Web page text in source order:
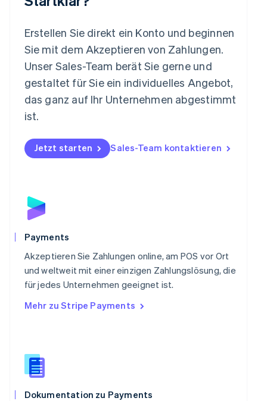
Erstellen Sie direkt ein Konto und beginnen
Sie mit dem Akzeptieren von Zahlungen.
Unser Sales-Team berät Sie gerne und
gestaltet für Sie ein individuelles Angebot,
das ganz auf Ihr Unternehmen abgestimmt
ist.
Jetzt starten Sales-Team kontaktieren
Payments
Akzeptieren Sie Zahlungen online, am POS vor Ort
und weltweit mit einer einzigen Zahlungslösung, die
für jedes Unternehmen geeignet ist.
Mehr zu Stripe Payments
Dokumentation zu Payments
Español English
Neuseeland
English
Niederlande
Norwegen
English
Polen
English
Portugal
Schweden
Deutsch
Singapur
English 简体中文
Slowakei
English
Slowenien
English
Spanien
Español
Thailand